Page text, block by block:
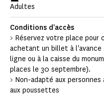
Adultes
Conditions d'accès
> Réservez votre place
achetant un billet à
ligne ou à la caisse du
places le 30 septembre).
> Non-adapté aux
aux poussettes